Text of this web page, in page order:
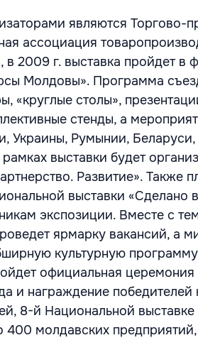
являются Торгово-
ассоциация
в 2009 г. выставка пройдет в
Молдовы». Программа
«круглые столы»,
стенды, а
Украины, Румынии,
выставки будет
Развитие». Также
выставки «Сделано
экспозиции. Вместе с
ярмарку вакансий, а
культурную
официальная
и награждение победителей
8-й Национальной
400 молдавских